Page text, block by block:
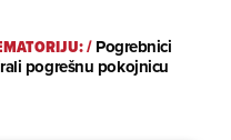
/Pogrebnici
pogrešnu pokojnicu